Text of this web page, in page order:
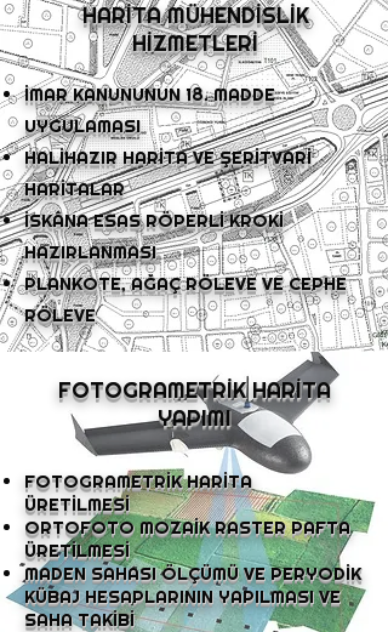
HARİTA MÜHENDİSLİK
HİZMETLERİ
İMAR KANUNUNUN 18. MADDE
UYGULAMASI
HALİHAZIR HARİTA VE ŞERİTVARİ
HARİTALAR
İSKÂNA ESAS RÖPERLİ KROKİ
HAZIRLANMASI
PLANKOTE, AĞAÇ RÖLEVE VE CEPHE
RÖLEVE
FOTOGRAMETRİK HARİTA
YAPIMI
FOTOGRAMETRİK HARİTA
ÜRETİLMESİ
ORTOFOTO MOZAİK RASTER PAFTA
ÜRETİLMESİ
MADEN SAHASI ÖLÇÜMÜ VE PERYODİK
KÜBAJ HESAPLARININ YAPILMASI VE
SAHA TAKİBİ